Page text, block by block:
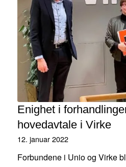
Enighet i
hovedavtale i Virke
12. januar 2022
Forbundene i Unio og Virke